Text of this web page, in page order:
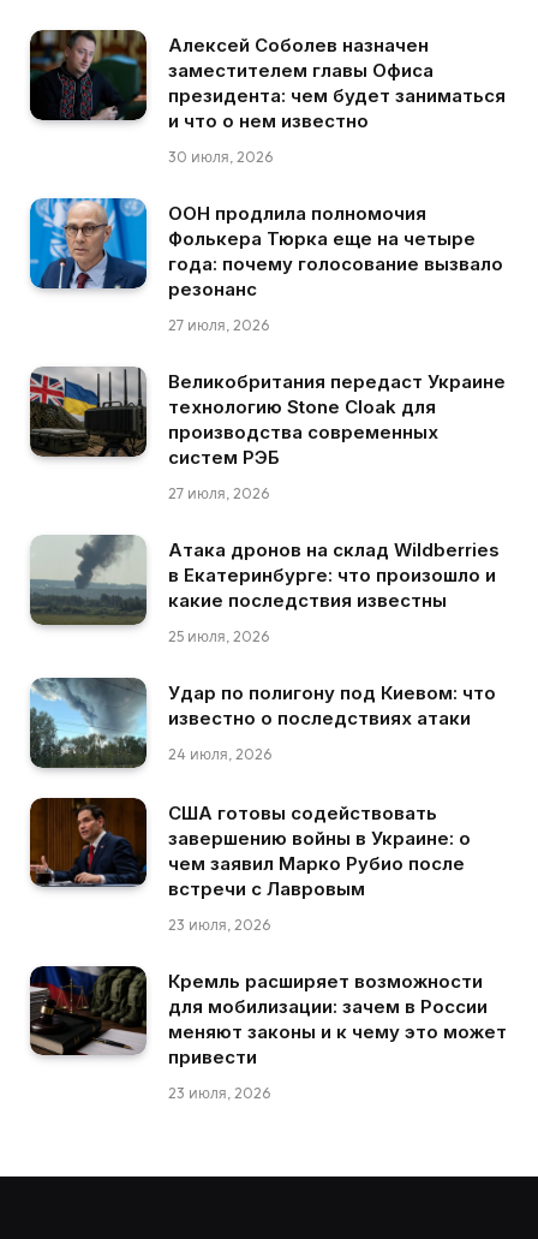
Алексей Соболев назначен
заместителем главы Офиса
президента: чем будет заниматься
и что о нем известно
30 июля, 2026
ООН продлила полномочия
Фолькера Тюрка еще на четыре
года: почему голосование вызвало
резонанс
27 июля, 2026
Великобритания передаст Украине
технологию Stone Cloak для
производства современных
систем РЭБ
27 июля, 2026
Атака дронов на склад Wildberries
в Екатеринбурге: что произошло и
какие последствия известны
25 июля, 2026
Удар по полигону под Киевом: что
известно о последствиях атаки
24 июля, 2026
США готовы содействовать
завершению войны в Украине: о
чем заявил Марко Рубио после
встречи с Лавровым
23 июля, 2026
Кремль расширяет возможности
для мобилизации: зачем в России
меняют законы и к чему это может
привести
23 июля, 2026